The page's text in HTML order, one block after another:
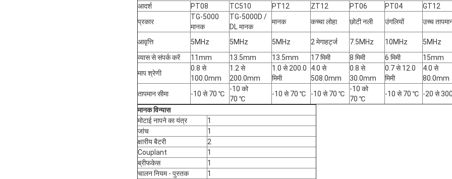
आदर्श
PT08 TC510 PT12 ZT12 PT06 PT04
GT12
प्रकार
TG-5000
मानक
TG-5000D /
DL मानक
मानक कच्चा लोहा छोटी नली उंगलियों उच्च
आवृत्ति 5MHz 5MHz 5MHz 2 मेगाहर्ट्ज 7.5MHz 10MHz
5MHz
व्यास से संपर्क करें
11mm 13.5mm 13.5mm 17 मिमी 8 मिमी 6 मिमी
15mm
माप श्रेणी
0.8 से
100.0mm
1.2 से
200.0mm
1.0 से 200.0
मिमी
4.0 से
508.0mm
0.8 से
30.0mm
0.7 से 12.0
मिमी
4.0 से
80.0mm
तापमान सीमा
-10 से 70 ℃
-10 को
70 ℃
-10 से 70 ℃ -10 से 70 ℃
-10 को
70 ℃
-10 से 70 ℃ -20 से
मानक विन्यास
मोटाई नापने का यंत्र
1
जांच
1
क्षारीय बैटरी
2
Couplant
1
ब्रीफकेस
1
चालन नियम - पुस्तक
1